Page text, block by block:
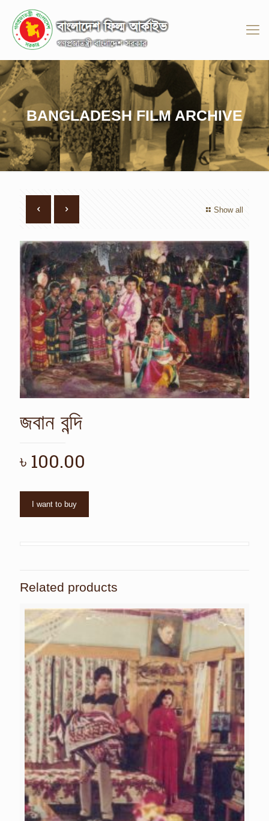
BANGLADESH FILM ARCHIVE
Show all
জবান বন্দি
৳ 100.00
I want to buy
Related products